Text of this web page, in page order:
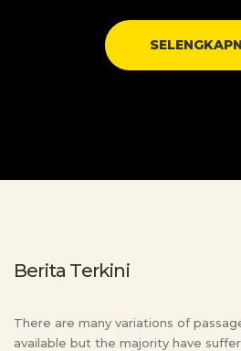
Berita Terkini
There are many variations of
available but the majority have